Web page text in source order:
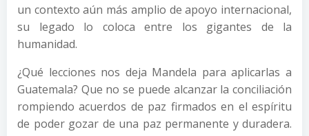
un contexto aún más amplio de apoyo internacional,
su legado lo coloca entre los gigantes de la
humanidad.
¿Qué lecciones nos deja Mandela para aplicarlas a
Guatemala? Que no se puede alcanzar la conciliación
rompiendo acuerdos de paz firmados en el espíritu
de poder gozar de una paz permanente y duradera.